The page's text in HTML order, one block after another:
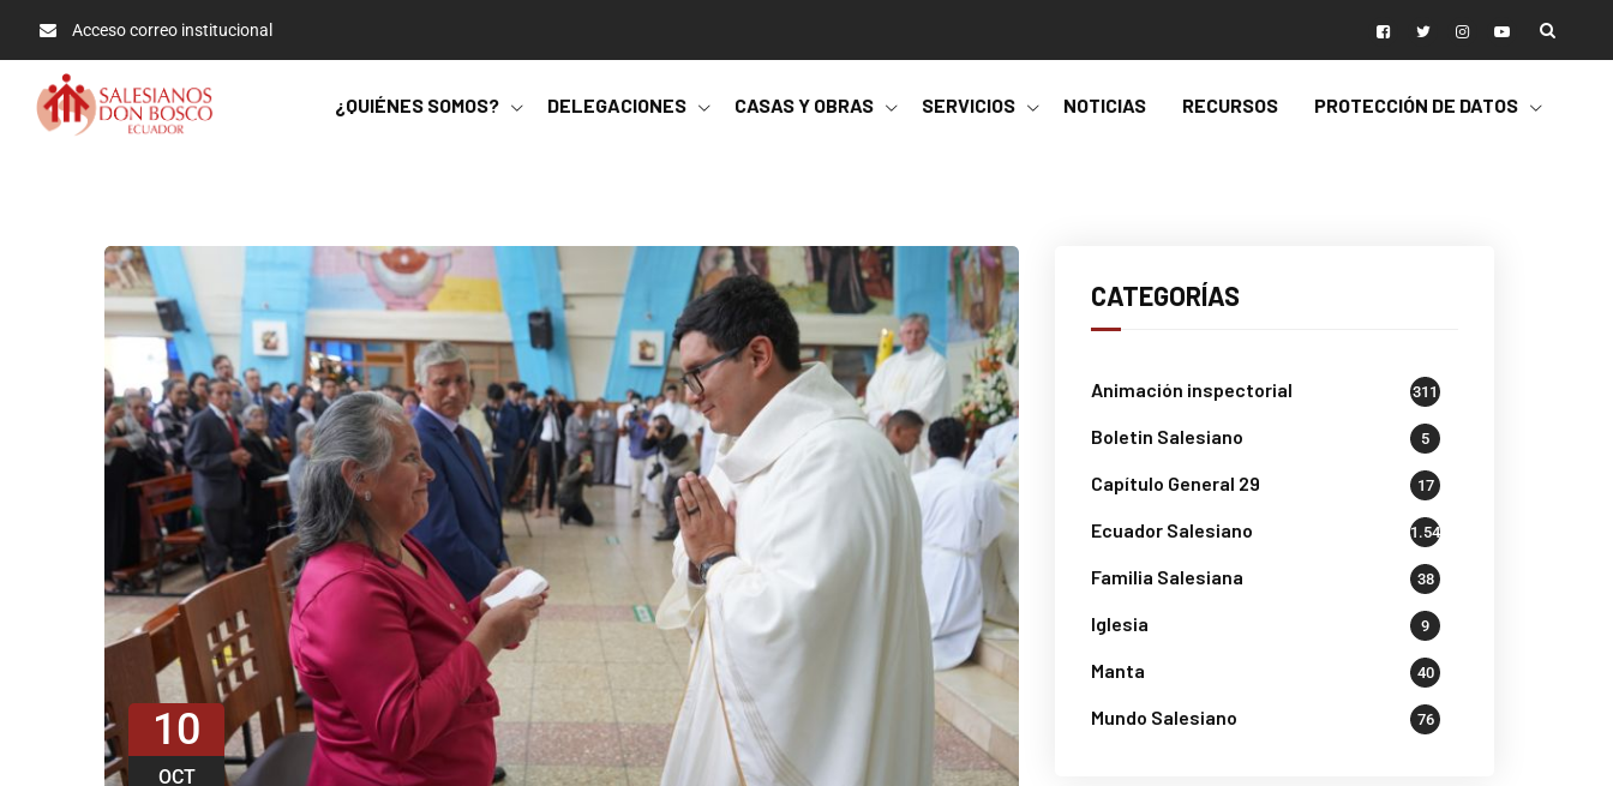
Acceso correo institucional
¿QUIÉNES SOMOS? DELEGACIONES CASAS Y OBRAS SERVICIOS NOTICIAS RECURSOS PROTECCIÓN DE DATOS
10
OCT
CATEGORÍAS
Animación inspectorial 311
Boletin Salesiano 5
Capítulo General 29 17
Ecuador Salesiano 1.541
Familia Salesiana 38
Iglesia 9
Manta 40
Mundo Salesiano 76